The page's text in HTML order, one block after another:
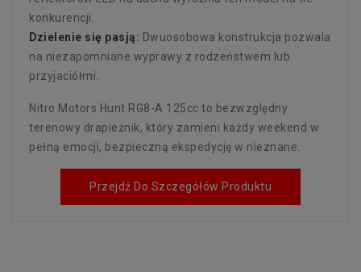
konkurencji.
Dzielenie się pasją: Dwuosobowa konstrukcja pozwala
na niezapomniane wyprawy z rodzeństwem lub
przyjaciółmi.
Nitro Motors Hunt RG8-A 125cc to bezwzględny
terenowy drapieżnik, który zamieni każdy weekend w
pełną emocji, bezpieczną ekspedycję w nieznane.
Przejdź Do Szczegółów Produktu